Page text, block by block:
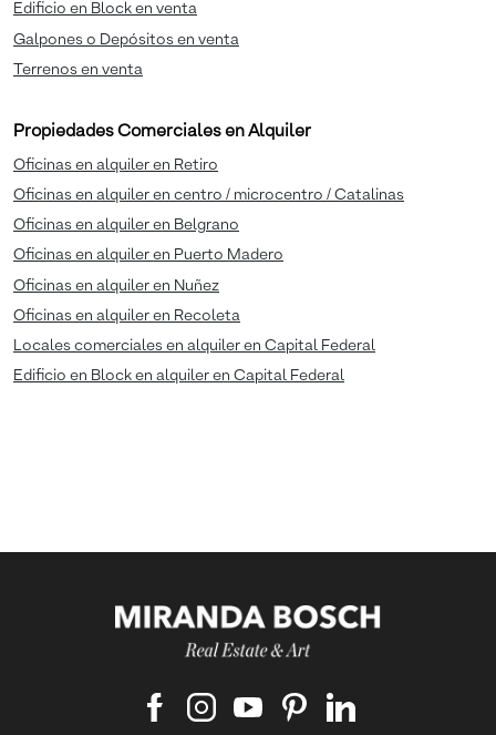
Edificio en Block en venta
Galpones o Depósitos en venta
Terrenos en venta
Propiedades Comerciales en Alquiler
Oficinas en alquiler en Retiro
Oficinas en alquiler en centro / microcentro / Catalinas
Oficinas en alquiler en Belgrano
Oficinas en alquiler en Puerto Madero
Oficinas en alquiler en Nuñez
Oficinas en alquiler en Recoleta
Locales comerciales en alquiler en Capital Federal
Edificio en Block en alquiler en Capital Federal